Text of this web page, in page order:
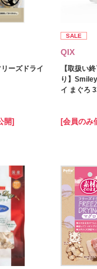
ーズドライ
開]
SALE
QIX
【取扱い
り】
イ まぐろ
[会員のみ